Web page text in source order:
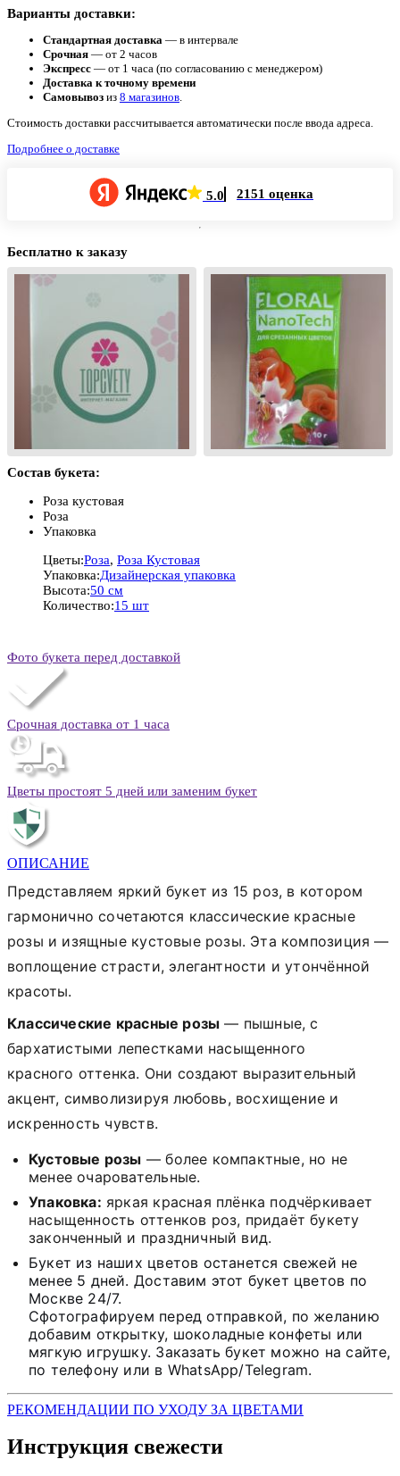
Варианты доставки:
Стандартная доставка — в интервале
Срочная — от 2 часов
Экспресс — от 1 часа (по согласованию с менеджером)
Доставка к точному времени
Самовывоз из 8 магазинов
Стоимость доставки рассчитывается автоматически после ввода адреса.
Подробнее о доставке
5.0 2151 оценка
Бесплатно к заказу
Состав букета:
Роза кустовая
Роза
Упаковка
Цветы:Роза, Роза Кустовая
Упаковка:Дизайнерская упаковка
Высота:50 см
Количество:15 шт
Фото букета перед доставкой
Срочная доставка от 1 часа
Цветы простоят 5 дней или заменим букет
ОПИСАНИЕ
Представляем яркий букет из 15 роз, в котором
гармонично сочетаются классические красные
розы и изящные кустовые розы. Эта композиция —
воплощение страсти, элегантности и утончённой
красоты.
Классические красные розы — пышные, с
бархатистыми лепестками насыщенного
красного оттенка. Они создают выразительный
акцент, символизируя любовь, восхищение и
искренность чувств.
Кустовые розы — более компактные, но не
менее очаровательные.
Упаковка: яркая красная плёнка подчёркивает
насыщенность оттенков роз, придаёт букету
законченный и праздничный вид.
Букет из наших цветов останется свежей не
менее 5 дней. Доставим этот букет цветов по
Москве 24/7.
Сфотографируем перед отправкой, по желанию
добавим открытку, шоколадные конфеты или
мягкую игрушку. Заказать букет можно на сайте,
по телефону или в WhatsApp/Telegram.
РЕКОМЕНДАЦИИ ПО УХОДУ ЗА ЦВЕТАМИ
Инструкция свежести